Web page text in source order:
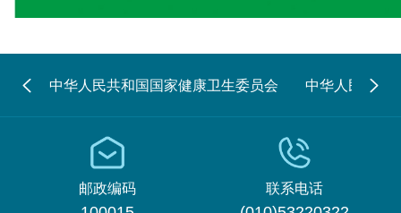
中华人民共和国国家健康卫生委员会 中华人民共和
邮政编码 联系电话